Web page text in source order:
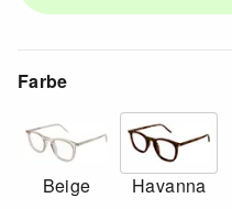
Farbe
Beige Havanna